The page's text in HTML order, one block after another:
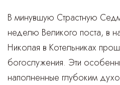
В минувшую Страстную
неделю Великого поста, в
Николая в Котельниках
богослужения. Эти
наполненные глубоким